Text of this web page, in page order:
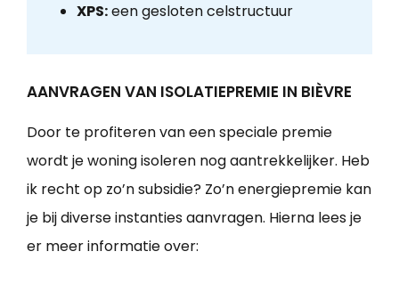
XPS:een gesloten celstructuur
AANVRAGEN VAN ISOLATIEPREMIE IN BIÈVRE
Door te profiteren van een speciale premie
wordt je woning isoleren nog aantrekkelijker. Heb
ik recht op zo’n subsidie? Zo’n energiepremie kan
je bij diverse instanties aanvragen. Hierna lees je
er meer informatie over: